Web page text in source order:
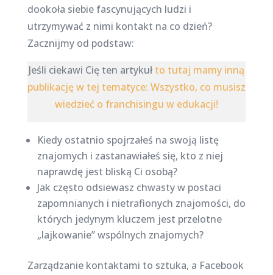
dookoła siebie fascynujących ludzi i
utrzymywać z nimi kontakt na co dzień?
Zacznijmy od podstaw:
Jeśli ciekawi Cię ten artykułto tutaj mamy inną
publikację w tej tematyce: Wszystko, co musisz
wiedzieć o franchisingu w edukacji!
Kiedy ostatnio spojrzałeś na swoją listę
znajomych i zastanawiałeś się, kto z niej
naprawdę jest bliską Ci osobą?
Jak często odsiewasz chwasty w postaci
zapomnianych i nietrafionych znajomości, do
których jedynym kluczem jest przelotne
„lajkowanie” wspólnych znajomych?
Zarządzanie kontaktami to sztuka, a Facebook